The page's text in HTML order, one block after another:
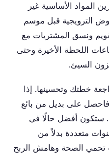
المواد الأساسية غير
الترويجية قبل موسم
ونسق المشتريات مع
اللحظة الأخيرة وحتى
السيئ.
خطتك وتحسينها. إذا
فاحصل على بديل من بائع
ستكون أفضل حالًا في
متعددة بدلاً من
تحمي الصحة وهامش الربح